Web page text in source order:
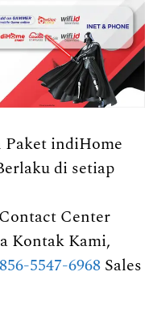
Paket indiHome
di setiap
Center
Kontak Kami,
5547-6968 Sales